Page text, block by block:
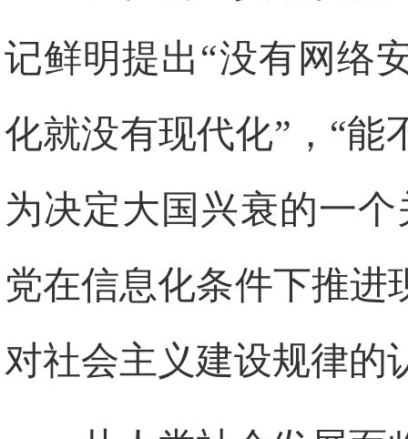
记鲜明提出“没有网络
化就没有现代化”，“能
为决定大国兴衰的一
党在信息化条件下推进
对社会主义建设规律的